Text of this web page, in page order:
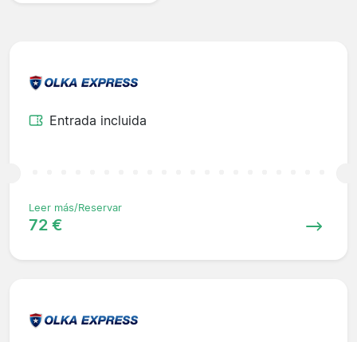
Entrada incluida
Leer más/Reservar
72 €